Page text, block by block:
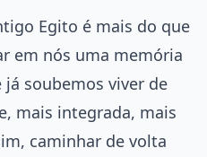
Egito é mais do que
em nós uma memória
soubemos viver de
mais integrada, mais
caminhar de volta